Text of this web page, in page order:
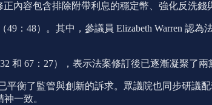
內容包含排除附帶利息的穩定幣、強化反洗
：48）。其中，參議員 Elizabeth Warren 認
和 67：27），表示法案修訂後已逐漸凝聚了兩
衡了監管與創新的訴求。眾議院也同步研議配
一致。